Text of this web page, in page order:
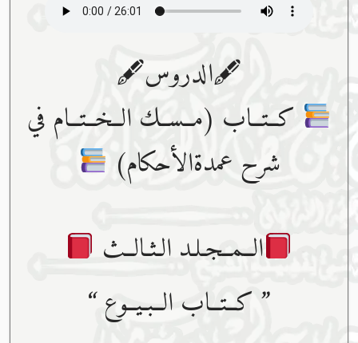
🖋الدروس🖋
كــتــاب (مــســك الــخــتــام في
شرح عمدةالأحكام)
الــمــجـلـد الـثـالــث
” كــتــاب الــبـيــوع “